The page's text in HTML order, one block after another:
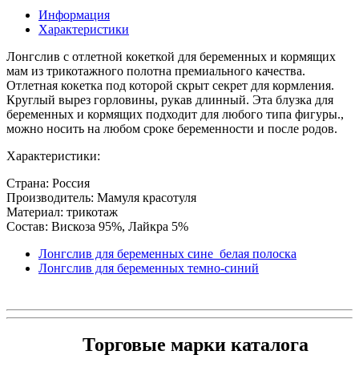
Информация
Характеристики
Лонгслив с отлетной кокеткой для беременных и кормящих
мам из трикотажного полотна премиального качества.
Отлетная кокетка под которой скрыт секрет для кормления.
Круглый вырез горловины, рукав длинный. Эта блузка для
беременных и кормящих подходит для любого типа фигуры.,
можно носить на любом сроке беременности и после родов.
Характеристики:
Страна: Россия
Производитель: Мамуля красотуля
Материал: трикотаж
Состав: Вискоза 95%, Лайкра 5%
Лонгслив для беременных сине_белая полоска
Лонгслив для беременных темно-синий
Торговые марки каталога